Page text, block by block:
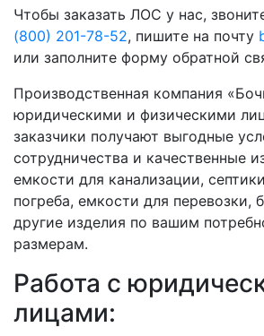
Чтобы заказать ЛОС у нас,
(800) 201-78-52, пишите на почту
или заполните форму обратной
Производственная компания
юридическими и физическими
заказчики получают выгодные
сотрудничества и качественные
емкости для канализации,
погреба, емкости для перевозки,
другие изделия по вашим
размерам.
Работа с
лицами: